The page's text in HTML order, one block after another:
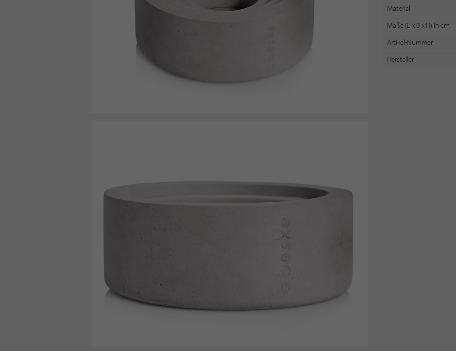
Material
Maße (L x B x H) in cm
Artikel-Nummer
Hersteller